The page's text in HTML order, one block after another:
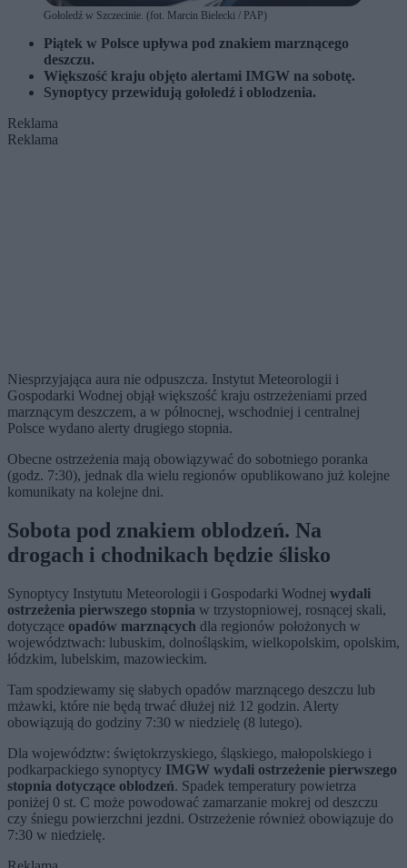
Gołoledź w Szczecinie. (fot. Marcin Bielecki / PAP)
Piątek w Polsce upływa pod znakiem marznącego
deszczu.
Większość kraju objęto alertami IMGW na sobotę.
Synoptycy przewidują gołoledź i oblodzenia.
Reklama
Reklama
Niesprzyjająca aura nie odpuszcza. Instytut Meteorologii i
Gospodarki Wodnej objął większość kraju ostrzeżeniami przed
marznącym deszczem, a w północnej, wschodniej i centralnej
Polsce wydano alerty drugiego stopnia.
Obecne ostrzeżenia mają obowiązywać do sobotniego poranka
(godz. 7:30), jednak dla wielu regionów opublikowano już kolejne
komunikaty na kolejne dni.
Sobota pod znakiem oblodzeń. Na
drogach i chodnikach będzie ślisko
Synoptycy Instytutu Meteorologii i Gospodarki Wodnej wydali
ostrzeżenia pierwszego stopnia w trzystopniowej, rosnącej skali,
dotyczące opadów marznących dla regionów położonych w
województwach: lubuskim, dolnośląskim, wielkopolskim, opolskim,
łódzkim, lubelskim, mazowieckim.
Tam spodziewamy się słabych opadów marznącego deszczu lub
mżawki, które nie będą trwać dłużej niż 12 godzin. Alerty
obowiązują do godziny 7:30 w niedzielę (8 lutego).
Dla województw: świętokrzyskiego, śląskiego, małopolskiego i
podkarpackiego synoptycy IMGW wydali ostrzeżenie pierwszego
stopnia dotyczące oblodzeń. Spadek temperatury powietrza
poniżej 0 st. C może powodować zamarzanie mokrej od deszczu
czy śniegu powierzchni jezdni. Ostrzeżenie również obowiązuje do
7:30 w niedzielę.